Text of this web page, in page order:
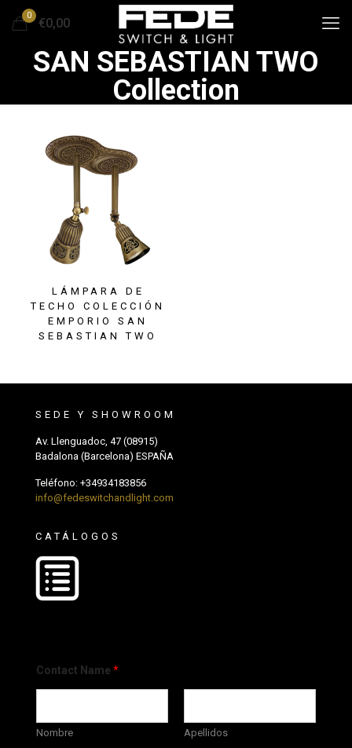
0
€0,00
SAN SEBASTIAN TWO
Collection
LÁMPARA DE
TECHO COLECCIÓN
EMPORIO SAN
SEBASTIAN TWO
SEDE Y SHOWROOM
Av. Llenguadoc, 47 (08915)
Badalona (Barcelona) ESPAÑA
Teléfono: +34934183856
info@fedeswitchandlight.com
CATÁLOGOS
Contact Name *
Nombre Apellidos